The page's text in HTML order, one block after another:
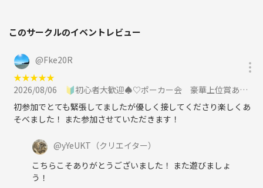
このサークルのイベントレビュー
@Fke20R
★★★★★
2026/08/06
🔰初心者大歓迎♠♡ポーカー会 豪華上位賞あり♢♣に参加
初参加でとても緊張してましたが優しく接してくださり楽しくあ
そべました！ また参加させていただきます！
@yYeUKT （クリエイター）
こちらこそありがとうございました！ また遊びましょ
う！